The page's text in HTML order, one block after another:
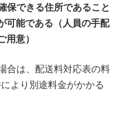
保できる住所であること
可能である（人員の手配
用意）
合は、配送料対応表の料
より別途料金がかかる